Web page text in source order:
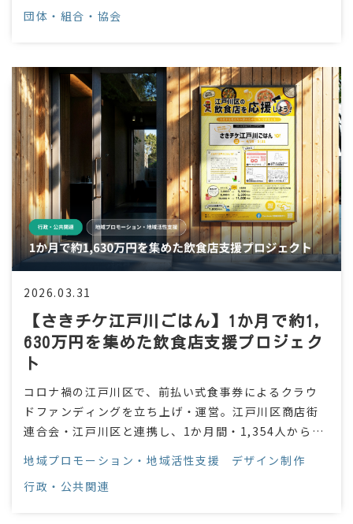
団体・組合・協会
【さきチケ江戸川ごはん】1か月で約1,
630万円を集めた飲食店支援プロジェク
ト
2026.03.31
コロナ禍の江戸川区で、前払い式食事券によるクラウ
ドファンディングを立ち上げ・運営。江戸川区商店街
連合会・江戸川区と連携し、1か月間・1,354人から約
地域プロモーション・地域活性支援
デザイン制作
行政・公共関連